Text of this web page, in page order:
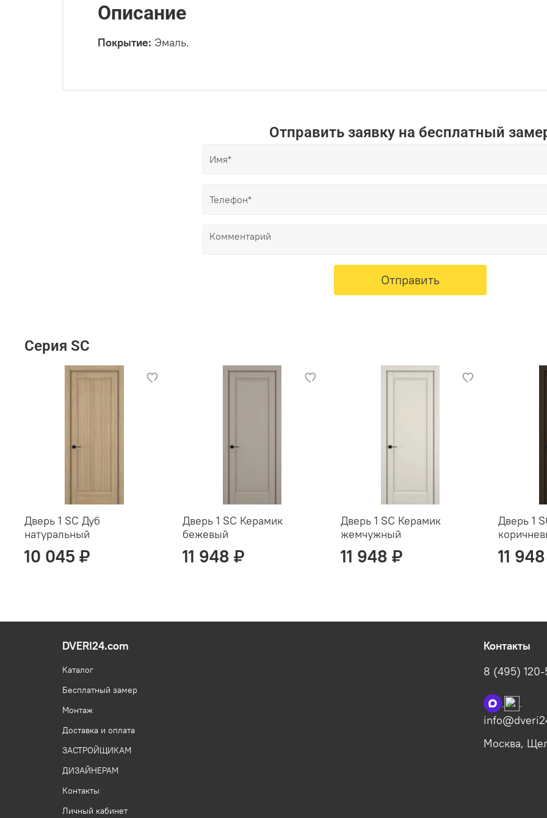
Описание
Покрытие: Эмаль.
Отправить заявку на бесплатный
Отправить
Серия SC
Дверь 1 SC Дуб
натуральный
10 045 ₽
Дверь 1 SC Керамик
бежевый
11 948 ₽
Дверь 1 SC Керамик
жемчужный
11 948 ₽
Дверь 1
11
DVERI24.com
Каталог
Бесплатный замер
Монтаж
Доставка и оплата
ЗАСТРОЙЩИКАМ
ДИЗАЙНЕРАМ
Контакты
Личный кабинет
Контакты
8 (495)
Москва,